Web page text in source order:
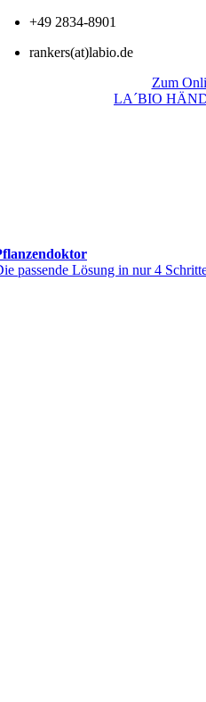
+49 2834-8901
rankers(at)labio.de
Zum
LA´BIO
passende Lösung in nur 4